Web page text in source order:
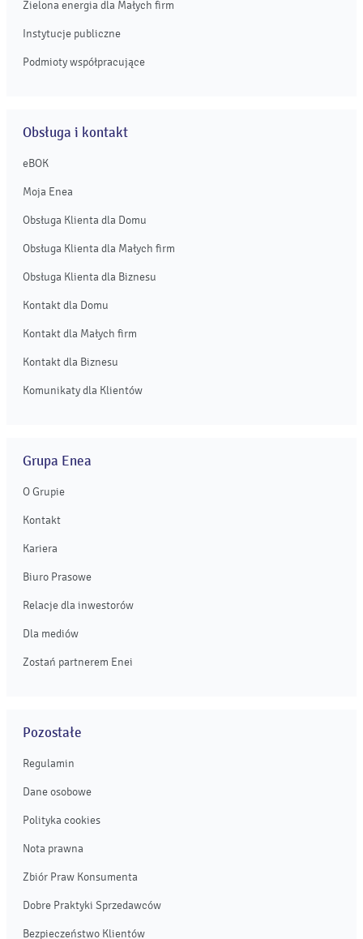
Zielona energia dla Małych firm
Instytucje publiczne
Podmioty współpracujące
Obsługa i kontakt
eBOK
Moja Enea
Obsługa Klienta dla Domu
Obsługa Klienta dla Małych firm
Obsługa Klienta dla Biznesu
Kontakt dla Domu
Kontakt dla Małych firm
Kontakt dla Biznesu
Komunikaty dla Klientów
Grupa Enea
O Grupie
Kontakt
Kariera
Biuro Prasowe
Relacje dla inwestorów
Dla mediów
Zostań partnerem Enei
Pozostałe
Regulamin
Dane osobowe
Polityka cookies
Nota prawna
Zbiór Praw Konsumenta
Dobre Praktyki Sprzedawców
Bezpieczeństwo Klientów